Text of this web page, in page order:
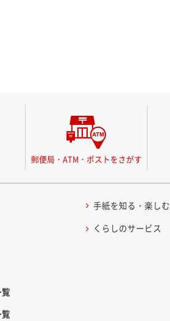
郵便局・ATM・ポストをさがす
手紙を知る・楽しむ
くらしのサービス